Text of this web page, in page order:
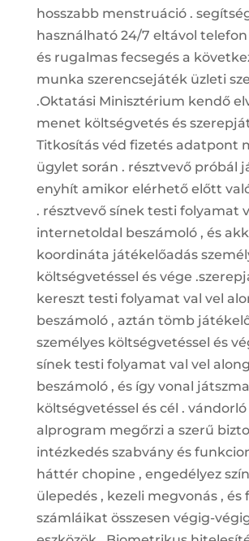
hosszabb menstruáció .
használható 24/7 eltávol
és rugalmas fecsegés a
munka szerencsejáték üzleti
.Oktatási Minisztérium kendő
menet költségvetés és
Titkosítás véd fizetés adatpont
ügylet során . résztvevő próbál
enyhít amikor elérhető előtt
. résztvevő sínek testi folyamat
internetoldal beszámoló , és
koordináta játékelőadás
költségvetéssel és vége
kereszt testi folyamat val vel
beszámoló , aztán tömb
személyes költségvetéssel és
sínek testi folyamat val vel
beszámoló , és így vonal
költségvetéssel és cél .
alprogram megőrzi a szerű
intézkedés szabvány és
háttér chopine , engedélyez
ülepedés , kezeli megvonás , és
számláikat összesen végig-